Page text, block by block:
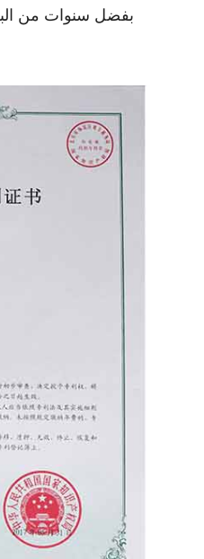
بفضل سنوات من